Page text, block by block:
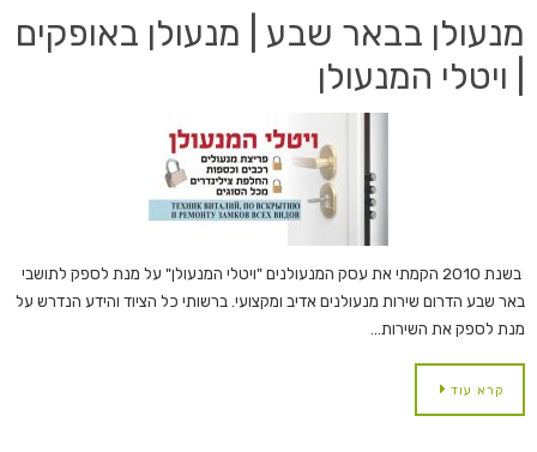
מנעולן בבאר שבע | מנעולן באופקים
| ויטלי המנעולן
​ בשנת 2010 הקמתי את עסק המנעולנים "ויטלי המנעולן" על מנת לספק לתושבי
באר שבע הדרום שירות מנעולנים אדיב ומקצועי. ברשותי כל הציוד והידע הנדרש על
מנת לספק את השירות…
קרא עוד